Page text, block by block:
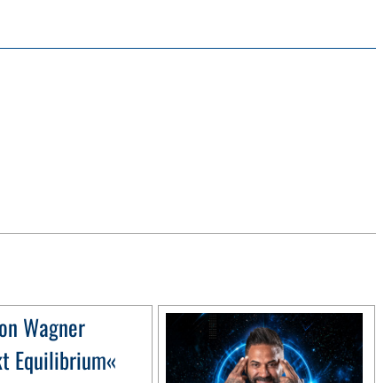
Wagner
Equilibrium«